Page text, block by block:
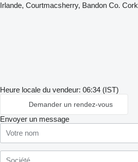
Irlande, Courtmacsherry, Bandon Co. Cork
Heure locale du vendeur: 06:34 (IST)
Demander un rendez-vous
Envoyer un message